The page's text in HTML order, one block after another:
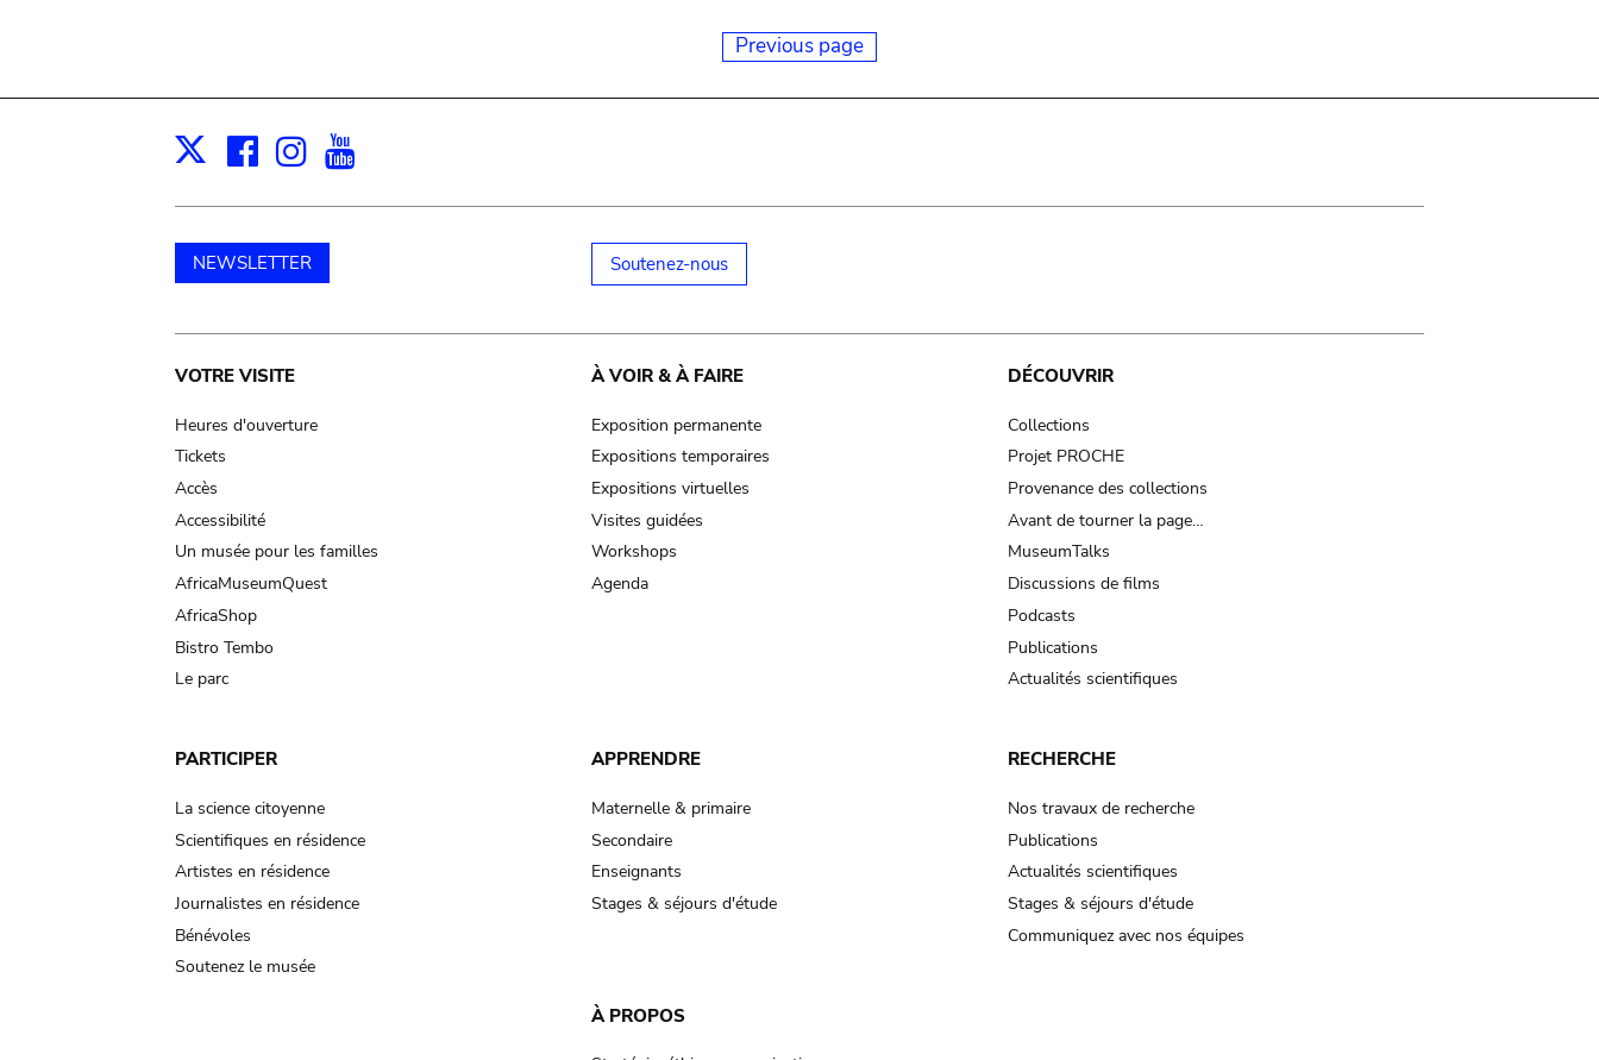
Previous page
X Facebook
Instagram
NEWSLETTER Soutenez-nous
Main
navigation
VOTRE VISITE
Heures d'ouverture
Tickets
Accès
Accessibilité
Un musée pour les familles
AfricaMuseumQuest
AfricaShop
Bistro Tembo
Le parc
À VOIR & À FAIRE
Exposition permanente
Expositions temporaires
Expositions virtuelles
Visites guidées
Workshops
Agenda
DÉCOUVRIR
Collections
Projet PROCHE
Provenance des collections
Avant de tourner la page…
MuseumTalks
Discussions de films
Podcasts
Publications
Actualités scientifiques
PARTICIPER
La science citoyenne
Scientifiques en résidence
Artistes en résidence
Journalistes en résidence
Bénévoles
Soutenez le musée
APPRENDRE
Maternelle & primaire
Secondaire
Enseignants
Stages & séjours d'étude
RECHERCHE
Nos travaux de recherche
Publications
Actualités scientifiques
Stages & séjours d'étude
Communiquez avec nos équipes
À PROPOS